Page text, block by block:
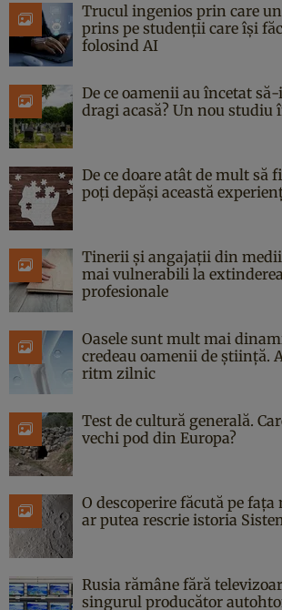
Trucul ingenios prin care
prins pe studenții care își
folosind AI
De ce oamenii au încetat
dragi acasă? Un nou studiu
De ce doare atât de mult să
poți depăși această
Tinerii și angajații din medii
mai vulnerabili la
profesionale
Oasele sunt mult mai
credeau oamenii de știință.
ritm zilnic
Test de cultură generală.
vechi pod din Europa?
O descoperire făcută pe
ar putea rescrie istoria
Rusia rămâne fără
singurul producător